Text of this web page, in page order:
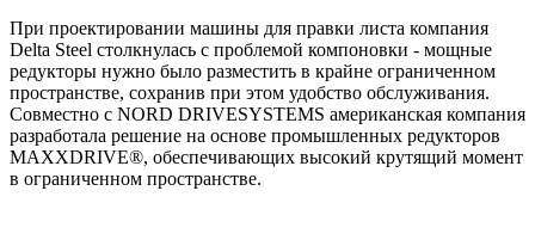
При проектировании машины для правки листа компания
Delta Steel столкнулась с проблемой компоновки - мощные
редукторы нужно было разместить в крайне ограниченном
пространстве, сохранив при этом удобство обслуживания.
Совместно с NORD DRIVESYSTEMS американская компания
разработала решение на основе промышленных редукторов
MAXXDRIVE®, обеспечивающих высокий крутящий момент
в ограниченном пространстве.